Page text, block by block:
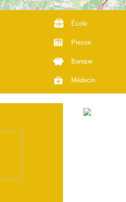
École
Presse
Banque
Médecin